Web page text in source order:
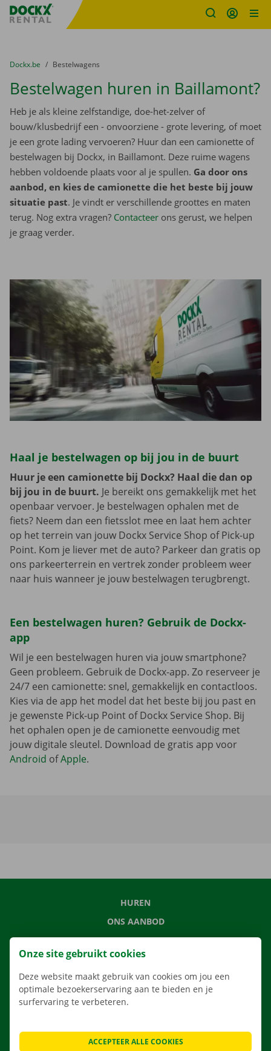
Fratello DEMO
U bevindt zich hier:
van
Dockx.be naar
Bestelwagens
Bestelwagen huren in Baillamont?
Heb je als kleine zelfstandige, doe-het-zelver of
bouw/klusbedrijf een - onvoorziene - grote levering, of moet
je een grote lading vervoeren? Huur dan een camionette of
bestelwagen bij Dockx, in Baillamont. Deze ruime wagens
hebben voldoende plaats voor al je spullen. Ga door ons
aanbod, en kies de camionette die het beste bij jouw
situatie past. Je vindt er verschillende groottes en maten
terug. Nog extra vragen? Contacteer ons gerust, we helpen
je graag verder.
Haal je bestelwagen op bij jou in de buurt
Huur je een camionette bij Dockx? Haal die dan op
bij jou in de buurt. Je bereikt ons gemakkelijk met het
openbaar vervoer. Je bestelwagen ophalen met de
fiets? Neem dan een fietsslot mee en laat hem achter
op het terrein van jouw Dockx Service Shop of Pick-up
Point. Kom je liever met de auto? Parkeer dan gratis op
ons parkeerterrein en vertrek zonder probleem weer
naar huis wanneer je jouw bestelwagen terugbrengt.
Een bestelwagen huren? Gebruik de Dockx-
app
Wil je een bestelwagen huren via jouw smartphone?
Geen probleem. Gebruik de Dockx-app. Zo reserveer je
24/7 een camionette: snel, gemakkelijk en contactloos.
Kies via de app het model dat het beste bij jou past en
je gewenste Pick-up Point of Dockx Service Shop. Bij
het ophalen open je de camionette eenvoudig met
jouw digitale sleutel. Download de gratis app voor
Android ofApple.
HUREN
ONS AANBOD
ONZE DIENSTEN
LOCATIES
APP
VERHUISOPLOSSINGEN
Onze site gebruikt cookies
Deze website maakt gebruik van cookies om jou een
optimale bezoekerservaring aan te bieden en je
surfervaring te verbeteren.
ACCEPTEER ALLE COOKIES